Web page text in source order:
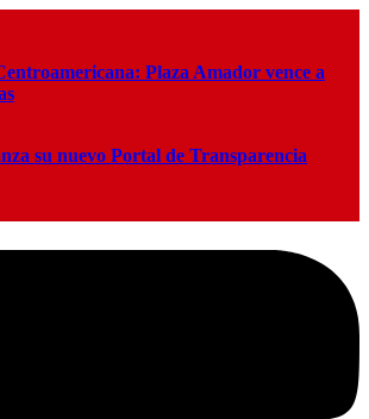
Plaza Amador vence a
su nuevo Portal de Transparencia